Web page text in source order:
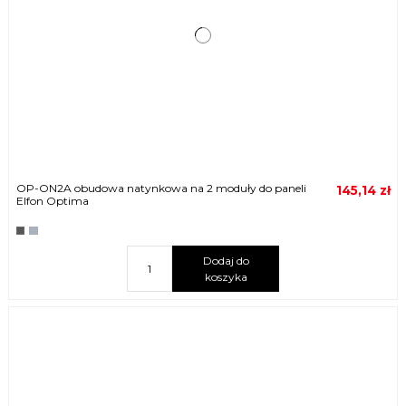
OP-ON2A obudowa natynkowa na 2 moduły do paneli
Elfon Optima
145,14 zł
Dodaj do
koszyka